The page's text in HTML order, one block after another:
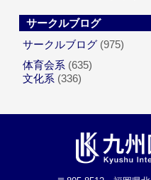
サークルブログ
サークルブログ (975)
体育会系 (635)
文化系 (336)